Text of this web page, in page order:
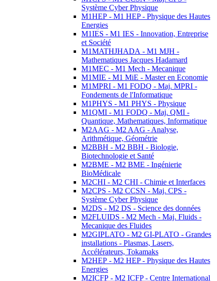
Système Cyber Physique
M1HEP - M1 HEP - Physique des Hautes
Energies
M1IES - M1 IES - Innovation, Entreprise
et Société
M1MATHJHADA - M1 MJH -
Mathematiques Jacques Hadamard
M1MEC - M1 Mech - Mecanique
M1MIE - M1 MiE - Master en Economie
M1MPRI - M1 FODQ - Maj. MPRI -
Fondements de l'Informatique
M1PHYS - M1 PHYS - Physique
M1QMI - M1 FODQ - Maj. QMI -
Quantique, Mathematiques, Informatique
M2AAG - M2 AAG - Analyse,
Arithmétique, Géométrie
M2BBH - M2 BBH - Biologie,
Biotechnologie et Santé
M2BME - M2 BME - Ingénierie
BioMédicale
M2CHI - M2 CHI - Chimie et Interfaces
M2CPS - M2 CCSN - Maj. CPS -
Système Cyber Physique
M2DS - M2 DS - Science des données
M2FLUIDS - M2 Mech - Maj. Fluids -
Mecanique des Fluides
M2GIPLATO - M2 GI-PLATO - Grandes
installations - Plasmas, Lasers,
Accélérateurs, Tokamaks
M2HEP - M2 HEP - Physique des Hautes
Energies
M2ICFP - M2 ICFP - Centre International